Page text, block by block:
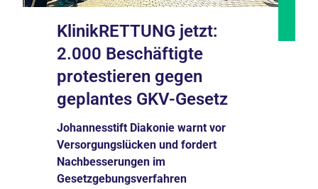
KlinikRETTUNG jetzt:
2.000 Beschäftigte
protestieren gegen
geplantes GKV-Gesetz
Johannesstift Diakonie warnt vor
Versorgungslücken und fordert
Nachbesserungen im
Gesetzgebungsverfahren